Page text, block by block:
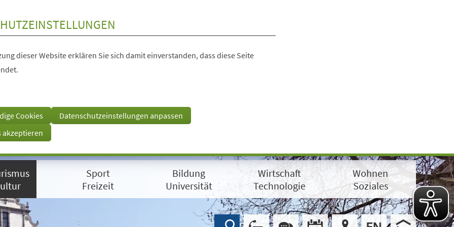
dieser Website erklären Sie sich damit einverstanden, dass diese Seite
Cookies
Datenschutzeinstellungen anpassen
akzeptieren
Sport
Freizeit
Bildung
Universität
Wirtschaft
Technologie
Wohnen
Soziales